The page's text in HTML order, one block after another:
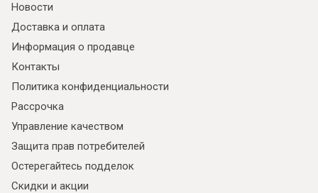
Новости
Доставка и оплата
Информация о продавце
Контакты
Политика конфиденциальности
Рассрочка
Управление качеством
Защита прав потребителей
Остерегайтесь подделок
Скидки и акции